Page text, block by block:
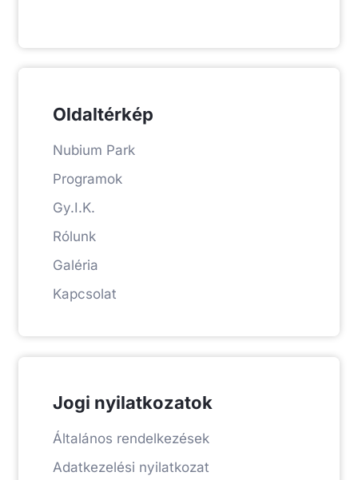
Oldaltérkép
Nubium Park
Programok
Gy.I.K.
Rólunk
Galéria
Kapcsolat
Jogi nyilatkozatok
Általános rendelkezések
Adatkezelési nyilatkozat